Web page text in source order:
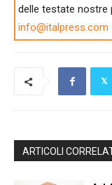
delle testate nostre
info@italpress.com
ARTICOLI